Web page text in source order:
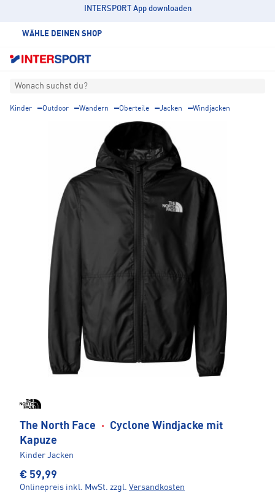
INTERSPORT App downloaden
WÄHLE DEINEN SHOP
Wonach suchst du?
Kinder Outdoor Wandern Oberteile Jacken Windjacken
The North Face ·
Cyclone Windjacke mit
Kapuze
Kinder Jacken
€ 59,99
Onlinepreis inkl. MwSt. zzgl. Versandkosten